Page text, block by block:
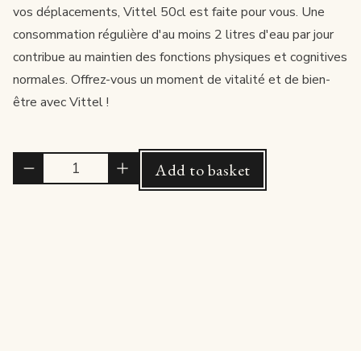
vos déplacements, Vittel 50cl est faite pour vous. Une
consommation régulière d'au moins 2 litres d'eau par jour
contribue au maintien des fonctions physiques et cognitives
normales. Offrez-vous un moment de vitalité et de bien-
être avec Vittel !
Add to basket